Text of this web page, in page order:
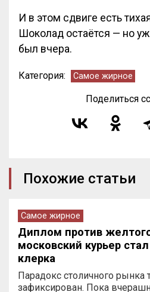
И в этом сдвиге есть
Шоколад остаётся — но
был вчера.
Категория: Самое жирное
Поделиться
Похожие статьи
Самое жирное
Диплом против
московский курьер
клерка
Парадокс столичного рынка
зафиксирован. Пока